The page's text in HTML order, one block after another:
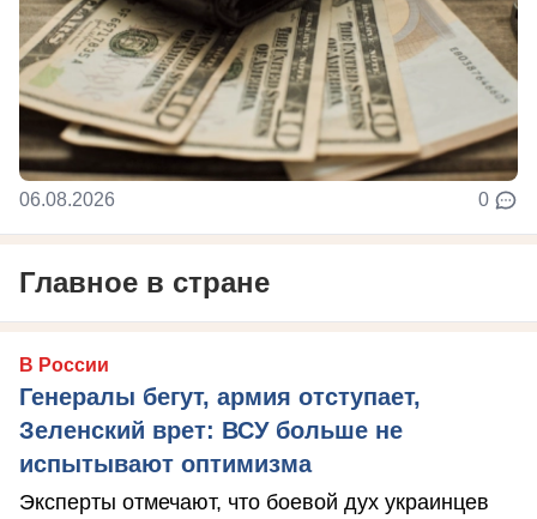
06.08.2026 0
Главное в стране
В России
Генералы бегут, армия отступает,
Зеленский врет: ВСУ больше не
испытывают оптимизма
Эксперты отмечают, что боевой дух украинцев